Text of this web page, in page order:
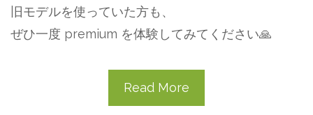
旧モデルを使っていた方も、
ぜひ一度 premium を体験してみてください🙏
Read More